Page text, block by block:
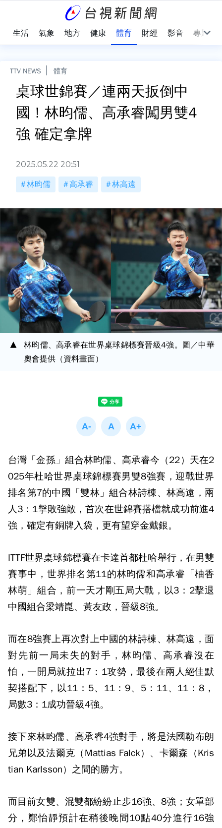
生活 氣象 地方 健康 體育 財經 影音 專題
TTV NEWS 體育
桌球世錦賽／連兩天扳倒中
國！林昀儒、高承睿闖男雙4
強 確定拿牌
2025.05.22 20:51
林昀儒 高承睿 林高遠
林昀儒、高承睿在世界桌球錦標賽晉級4強。圖／中華
奧會提供（資料畫面）
台灣「金孫」組合林昀儒、高承睿今（22）天在2
025年杜哈世界桌球錦標賽男雙8強賽，迎戰世界
排名第7的中國「雙林」組合林詩棟、林高遠，兩
人3：1擊敗強敵，首次在世錦賽搭檔就成功前進4
強，確定有銅牌入袋，更有望穿金戴銀。
ITTF世界桌球錦標賽在卡達首都杜哈舉行，在男雙
賽事中，世界排名第11的林昀儒和高承睿「柚香
林萌」組合，前一天才剛五局大戰，以3：2擊退
中國組合梁靖崑、黃友政，晉級8強。
而在8強賽上再次對上中國的林詩棟、林高遠，面
對先前一局未失的對手，林昀儒、高承睿沒在
怕，一開局就拉出7：1攻勢，最後在兩人絕佳默
契搭配下，以11：5、11：9、5：11、11：8，
局數3：1成功晉級4強。
接下來林昀儒、高承睿4強對手，將是法國勒布朗
兄弟以及法爾克（Mattias Falck）、卡爾森（Kris
tian Karlsson）之間的勝方。
而目前女雙、混雙都紛紛止步16強、8強；女單部
分，鄭怡靜預計在稍後晚間10點40分進行16強